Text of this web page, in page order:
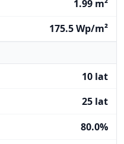
1.99 m²
175.5 Wp/m²
10 lat
25 lat
80.0%